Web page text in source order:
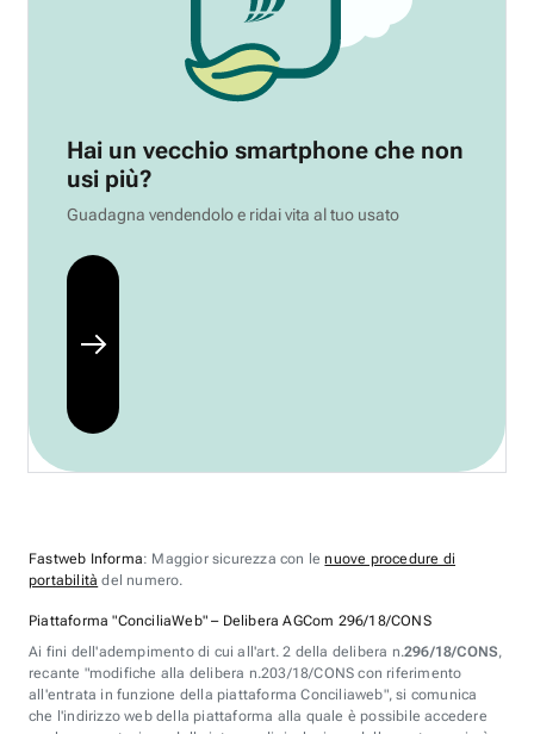
Hai un vecchio smartphone che non
usi più?
Guadagna vendendolo e ridai vita al tuo usato
Fastweb Informa: Maggior sicurezza con lenuove procedure di
portabilità del numero.
Piattaforma "ConciliaWeb" – Delibera AGCom 296/18/CONS
Ai fini dell'adempimento di cui all'art. 2 della delibera n.296/18/CONS,
recante "modifiche alla delibera n.203/18/CONS con riferimento
all'entrata in funzione della piattaforma Conciliaweb", si comunica
che l'indirizzo web della piattaforma alla quale è possibile accedere